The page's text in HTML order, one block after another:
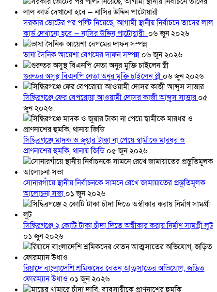
সরকার ভোটের পর পল্টি নিয়েছে, আগামী স্থানীয় নির্বাচনে তাদের লাল
কার্ড দেখানো হবে — নাসির উদ্দিন পাটোয়ারী ০৬ জুন ২০২৬
ভাষা সৈনিক আয়েশা বেগমের দাফন সম্পন্ন ০৬ জুন ২০২৬
গুরুতর অসুস্থ বিএনপি নেতা অনুর মুক্তি চাইলেন স্ত্রী০৬ জুন ২০২৬
সিদ্ধিরগঞ্জে ফের বেপরোয়া আওয়ামী দোসর কাজী আব্দুস সাত্তার০৫
জুন ২০২৬
সিদ্ধিরগঞ্জে মাদক ও জুয়ার টাকা না পেয়ে স্বামীকে মারধর ও
প্রাণনাশের হুমকি, থানায় জিডি০৫ জুন ২০২৬
সোনারগাঁয়ে স্থানীয় নির্বাচনকে সামনে রেখে জামায়াতের প্রস্তুতিমূলক
আলোচনা সভা ০১ জুন ২০২৬
সিদ্ধিরগঞ্জে ২ কোটি টাকা চাঁদা দিতে অস্বীকার করায় নির্মাণ সামগ্রী লুট
০১ জুন ২০২৬
রিয়াদে বাংলাদেশি শ্রমিকদের বেতন আত্মসাতের অভিযোগ, জড়িত
ফোরম্যান উধাও ০১ জুন ২০২৬